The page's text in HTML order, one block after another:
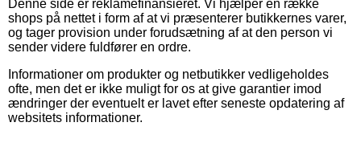
Denne side er reklamefinansieret. Vi hjælper en række
shops på nettet i form af at vi præsenterer butikkernes varer,
og tager provision under forudsætning af at den person vi
sender videre fuldfører en ordre.
Informationer om produkter og netbutikker vedligeholdes
ofte, men det er ikke muligt for os at give garantier imod
ændringer der eventuelt er lavet efter seneste opdatering af
websitets informationer.